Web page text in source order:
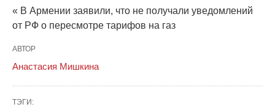
« В Армении заявили, что не получали уведомлений
от РФ о пересмотре тарифов на газ
АВТОР
Анастасия Мишкина
ТЭГИ: